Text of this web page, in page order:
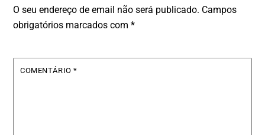
O seu endereço de email não será publicado. Campos
obrigatórios marcados com*
COMENTÁRIO*